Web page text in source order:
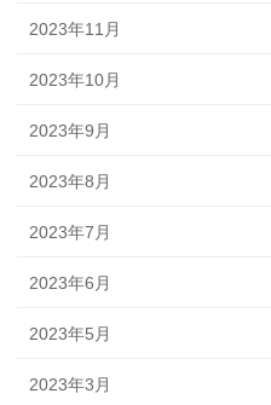
2023年11月
2023年10月
2023年9月
2023年8月
2023年7月
2023年6月
2023年5月
2023年3月